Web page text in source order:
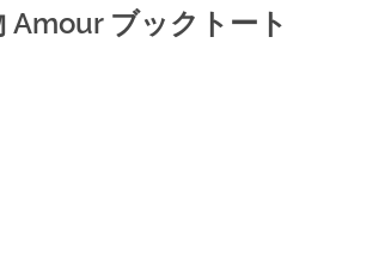
ブックトート